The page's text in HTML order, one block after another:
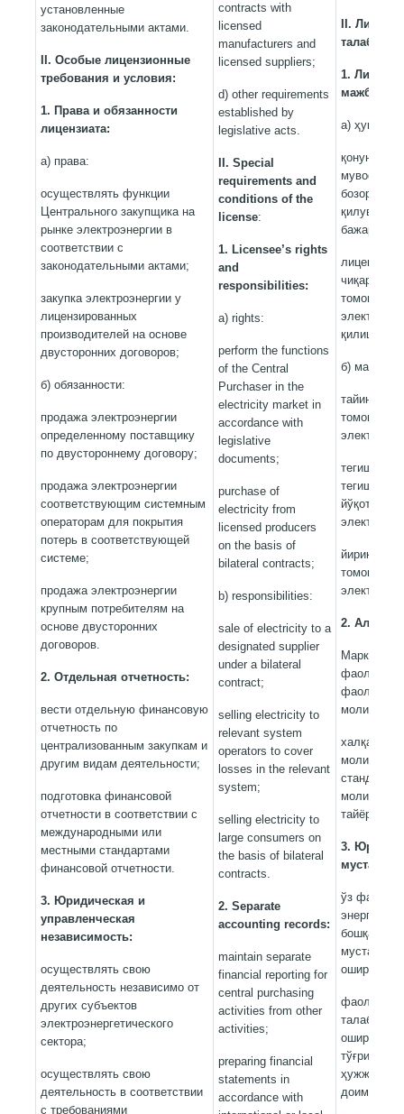
установленные
законодательными актами.
. Особые лицензионные
требования и условия:
1. Права и обязанности
лицензиата:
а) права:
осуществлять функции
Центрального закупщика на
рынке электроэнергии в
соответствии с
законодательными актами;
закупка электроэнергии у
лицензированных
производителей на основе
двусторонних договоров;
б) обязанности:
продажа электроэнергии
определенному поставщику
по двустороннему договору;
продажа электроэнергии
соответствующим системным
операторам для покрытия
потерь в соответствующей
системе;
продажа электроэнергии
крупным потребителям на
основе двусторонних
договоров.
2. Отдельная отчетность:
вести отдельную финансовую
отчетность по
централизованным закупкам и
другим видам деятельности;
подготовка финансовой
отчетности в соответствии с
международными или
местными стандартами
финансовой отчетности.
3. Юридическая и
управленческая
независимость:
осуществлять свою
деятельность независимо от
других субъектов
электроэнергетического
сектора;
осуществлять свою
деятельность в соответствии
с требованиями
contracts with
licensed
manufacturers and
licensed suppliers;
d) other requirements
established by
legislative acts.
II. Special
requirements and
conditions of the
license:
1. Licensee’s rights
and
responsibilities:
a) rights:
perform the functions
of the Central
Purchaser in the
electricity market in
accordance with
legislative
documents;
purchase of
electricity from
licensed producers
on the basis of
bilateral contracts;
b) responsibilities:
sale of electricity to a
designated supplier
under a bilateral
contract;
selling electricity to
relevant system
operators to cover
losses in the relevant
system;
selling electricity to
large consumers on
the basis of bilateral
contracts.
2. Separate
accounting records:
maintain separate
financial reporting for
central purchasing
activities from other
activities;
preparing financial
statements in
accordance with
II.
талаб ва
1.
а)
мувофиқ
бозорида
қилувчи
бажариш;
электр
қилиш;
б)
электр
тегишли
тегишли
электр
йирик
электр
2.
Марказий
фаолияти
молиявий
халқаро
молиявий
молиявий
тайёрлаш.
3. Юридик
ўз
бошқа
мустақил
ошириш;
ошириш ва
тўғрисида
доимий